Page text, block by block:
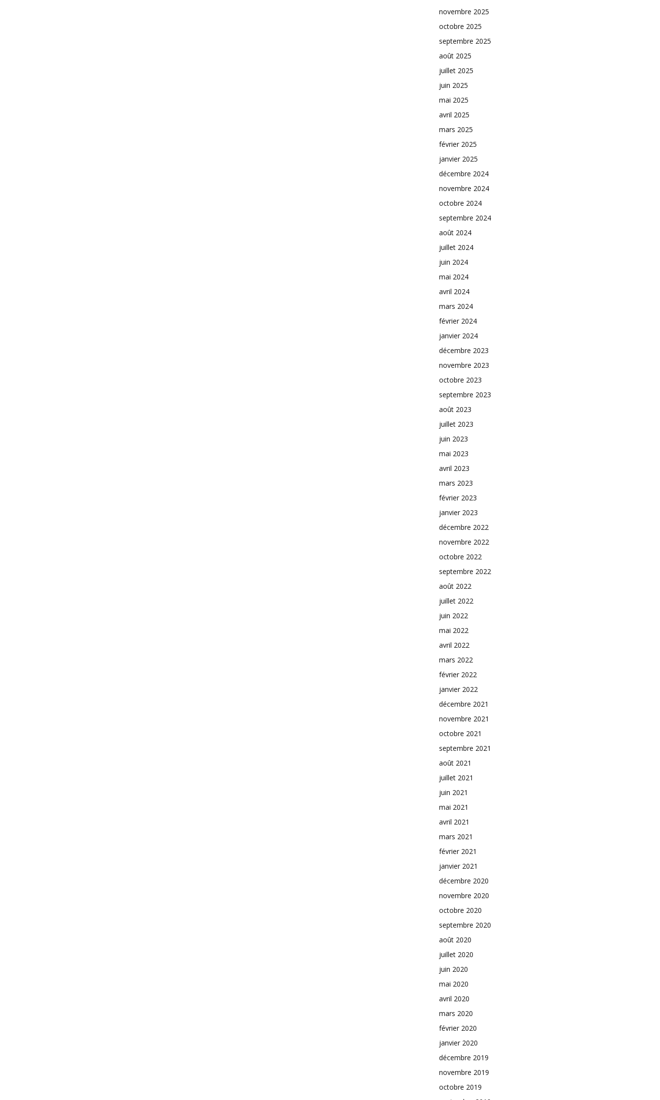
novembre 2025
octobre 2025
septembre 2025
août 2025
juillet 2025
juin 2025
mai 2025
avril 2025
mars 2025
février 2025
janvier 2025
décembre 2024
novembre 2024
octobre 2024
septembre 2024
août 2024
juillet 2024
juin 2024
mai 2024
avril 2024
mars 2024
février 2024
janvier 2024
décembre 2023
novembre 2023
octobre 2023
septembre 2023
août 2023
juillet 2023
juin 2023
mai 2023
avril 2023
mars 2023
février 2023
janvier 2023
décembre 2022
novembre 2022
octobre 2022
septembre 2022
août 2022
juillet 2022
juin 2022
mai 2022
avril 2022
mars 2022
février 2022
janvier 2022
décembre 2021
novembre 2021
octobre 2021
septembre 2021
août 2021
juillet 2021
juin 2021
mai 2021
avril 2021
mars 2021
février 2021
janvier 2021
décembre 2020
novembre 2020
octobre 2020
septembre 2020
août 2020
juillet 2020
juin 2020
mai 2020
avril 2020
mars 2020
février 2020
janvier 2020
décembre 2019
novembre 2019
octobre 2019